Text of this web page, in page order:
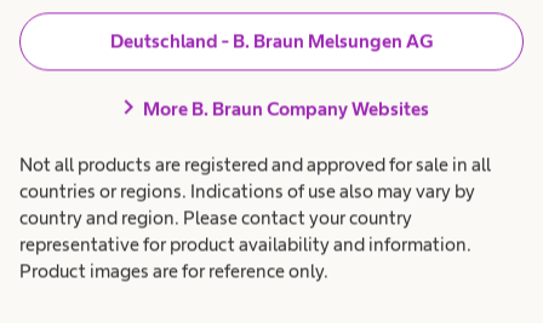
Deutschland - B. Braun Melsungen AG
chevron_right More B. Braun Company Websites
Not all products are registered and approved for sale in all
countries or regions. Indications of use also may vary by
country and region. Please contact your country
representative for product availability and information.
Product images are for reference only.
Bewerbung expand_more
Ausbildungsberufe